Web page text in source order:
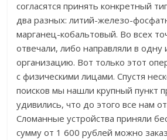
согласятся принять конкретный
два разных: литий-железо-
марганец-кобальтовый. Во всех
отвечали, либо направляли в одну
организацию. Вот только этот
с физическими лицами. Спустя
поисков мы нашли крупный пункт
удивились, что до этого все нам
Сломанные устройства приняли
сумму от 1 600 рублей можно